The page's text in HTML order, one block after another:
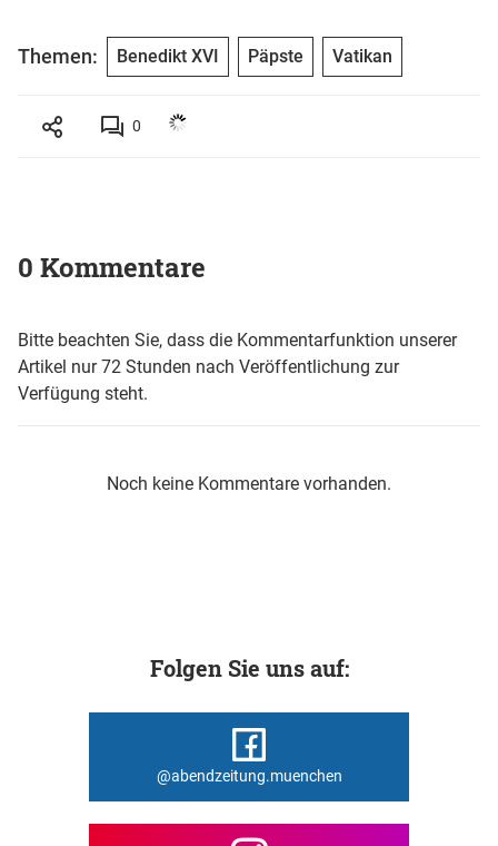
Themen: Benedikt XVI Päpste Vatikan
0
0 Kommentare
Bitte beachten Sie, dass die Kommentarfunktion unserer
Artikel nur 72 Stunden nach Veröffentlichung zur
Verfügung steht.
Noch keine Kommentare vorhanden.
Folgen Sie uns auf:
@abendzeitung.muenchen